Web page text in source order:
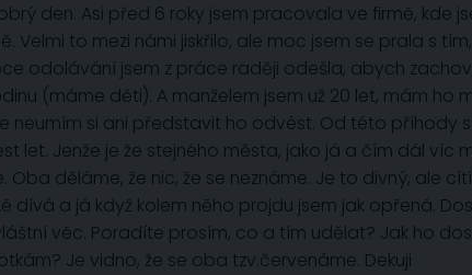
den. Asi před 6 roky jsem pracovala ve firmě, kde
Velmi to mezi námi jiskřilo, ale moc jsem se prala s
odolávání jsem z práce raději odešla, abych
(máme děti). A manželem jsem už 20 let, mám ho
neumím si ani představit ho odvést. Od této příhody
let. Jenže je že stejného města, jako já a čím dál
Oba děláme, že nic, že se neznáme. Je to divný, ale
dívá a já když kolem něho projdu jsem jak opřená.
věc. Poradíte prosím, co a tím udělat? Jak ho
Je vidno, že se oba tzv.červenáme. Dekuji